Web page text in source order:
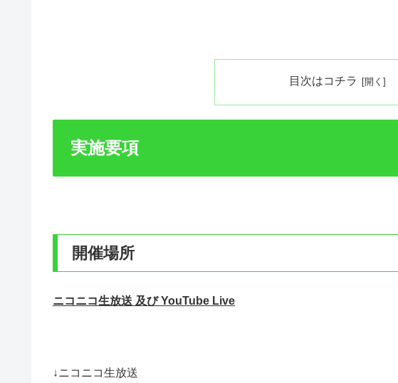
目次はコチラ
実施要項
開催場所
ニコニコ生放送 及び YouTube Live
↓ニコニコ生放送